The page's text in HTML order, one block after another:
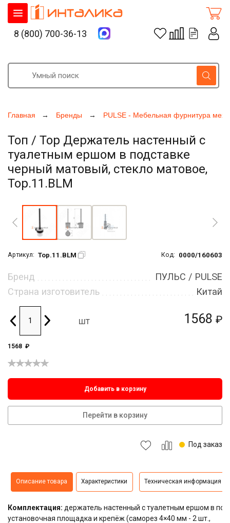
Главная Бренды PULSE - Мебельная фурнитура
Топ / Top Держатель настенный с
туалетным ершом в подставке
черный матовый, стекло матовое,
Top.11.BLM
Артикул: Top.11.BLM Код: 0000/160603
1568 ₽
Бренд
ПУЛЬС / PULSE
Страна изготовитель
Китай
шт
1568 ₽
Добавить в корзину
Перейти в корзину
Под заказ
Описание товара Характеристики Техническая информация
Комплектация: держатель настенный с туалетным ершом в
установочная площадка и крепёж (саморез 4×40 мм - 2 шт.,
8 (800) 700-36-13